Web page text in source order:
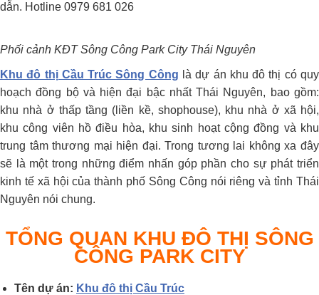
dẫn. Hotline 0979 681 026
Phối cảnh KĐT Sông Công Park City Thái Nguyên
Khu đô thị Cầu Trúc Sông Công là dự án khu đô thị có quy
hoạch đồng bộ và hiện đại bậc nhất Thái Nguyên, bao gồm:
khu nhà ở thấp tầng (liền kề, shophouse), khu nhà ở xã hội,
khu công viên hồ điều hòa, khu sinh hoạt cộng đồng và khu
trung tâm thương mại hiện đại. Trong tương lai không xa đây
sẽ là một trong những điểm nhấn góp phần cho sự phát triển
kinh tế xã hội của thành phố Sông Công nói riêng và tỉnh Thái
Nguyên nói chung.
TỔNG QUAN KHU ĐÔ THỊ SÔNG
CÔNG PARK CITY
Tên dự án: Khu đô thị Cầu Trúc